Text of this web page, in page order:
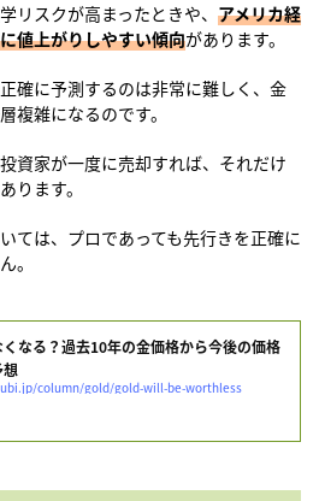
リスクが高まったときや、 アメリカ経
値上がりしやすい傾向があります。
確に予測するのは非常に難しく、金
複雑になるのです。
資家が一度に売却すれば、それだけ
ります。
ては、プロであっても先行きを正確に
。
なる？過去10年の金価格から今後の価格
想
column/gold/gold-will-be-worthless